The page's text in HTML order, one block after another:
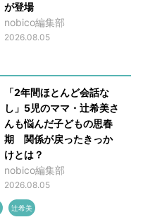
が登場
nobico編集部
2026.08.05
「2年間ほとんど会話な
し」5児のママ・辻希美さ
んも悩んだ子どもの思春
期 関係が戻ったきっか
けとは？
nobico編集部
2026.08.05
辻希美